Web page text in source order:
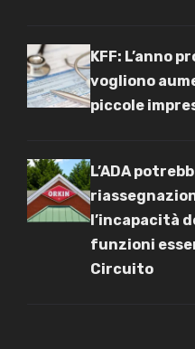
KFF: L’anno
vogliono
piccole
L’ADA
l’incapacità
funzioni
Circuito